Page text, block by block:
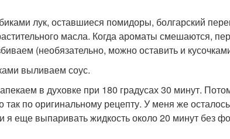
лук, оставшиеся помидоры, болгарский
масла. Когда ароматы смешаются,
(необязательно, можно оставить и
выливаем соус.
в духовке при 180 градусах 30 минут.
так по оригинальному рецепту. У меня же
я еще выпаривать жидкость около 20 минут без